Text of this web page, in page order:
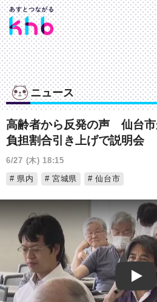
ニュース
高齢者から反発の声 仙台市
負担割合引き上げで説明会
6/27 (木) 18:15
県内
宮城県 仙台市
Play